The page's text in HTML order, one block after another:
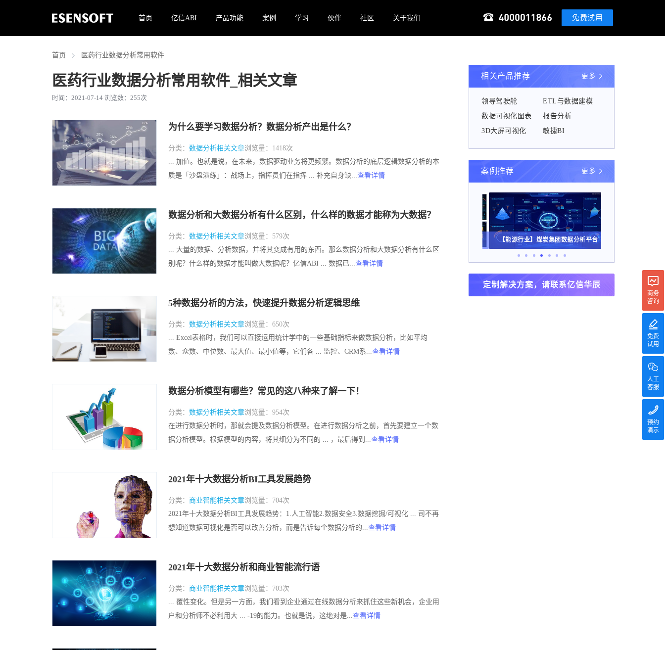
首页 亿信ABI 产品功能 案例 学习 伙伴 社区 关于我们 免费试用
首页 医药行业数据分析常用软件
医药行业数据分析常用软件_相关文章
时间：2021-07-14 浏览数： 255次
为什么要学习数据分析？数据分析产出是什么？
分类： 数据分析相关文章浏览量：1418次
... 加值。也就是说，在未来，数据驱动业务将更频繁。数据分析的底层逻辑数据分析的本
质是「沙盘演练」：战场上，指挥员们在指挥 ... 补充自身缺...查看详情
数据分析和大数据分析有什么区别，什么样的数据才能称为大数据？
分类： 数据分析相关文章浏览量：579次
... 大量的数据、分析数据，并将其变成有用的东西。那么数据分析和大数据分析有什么区
别呢？什么样的数据才能叫做大数据呢？亿信ABI ... 数据已...查看详情
5种数据分析的方法，快速提升数据分析逻辑思维
分类： 数据分析相关文章浏览量：650次
... Excel表格时，我们可以直接运用统计学中的一些基础指标来做数据分析，比如平均
数、众数、中位数、最大值、最小值等，它们各 ... 监控、CRM系...查看详情
数据分析模型有哪些？常见的这八种来了解一下！
分类： 数据分析相关文章浏览量：954次
在进行数据分析时，那就会提及数据分析模型。在进行数据分析之前，首先要建立一个数
据分析模型。根据模型的内容，将其细分为不同的 ... ，最后得到...查看详情
2021年十大数据分析BI工具发展趋势
分类： 商业智能相关文章浏览量：704次
2021年十大数据分析BI工具发展趋势：1.人工智能2.数据安全3.数据挖掘/可视化 ... 司不再
想知道数据可视化是否可以改善分析，而是告诉每个数据分析的...查看详情
2021年十大数据分析和商业智能流行语
分类： 商业智能相关文章浏览量：703次
... 覆性变化。但是另一方面，我们看到企业通过在线数据分析来抓住这些新机会，企业用
户和分析师不必利用大 ... -19的能力。也就是说，这绝对是...查看详情
相关产品推荐 更多
领导驾驶舱
ETL与数据建模
数据可视化图表
报告分析
3D大屏可视化
敏捷BI
案例推荐 更多
【能源行业】煤炭集团数据分析平台
定制解决方案，请联系亿信华辰
商务
咨询
免费
试用
人工
客服
预约
演示